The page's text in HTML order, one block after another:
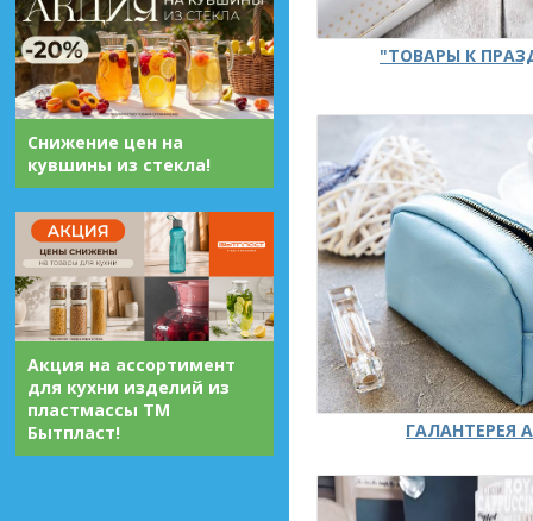
Снижение цен на
кувшины из стекла!
Акция на ассортимент
для кухни изделий из
пластмассы ТМ
Бытпласт!
"ТОВАРЫ К
ГАЛАНТЕРЕЯ